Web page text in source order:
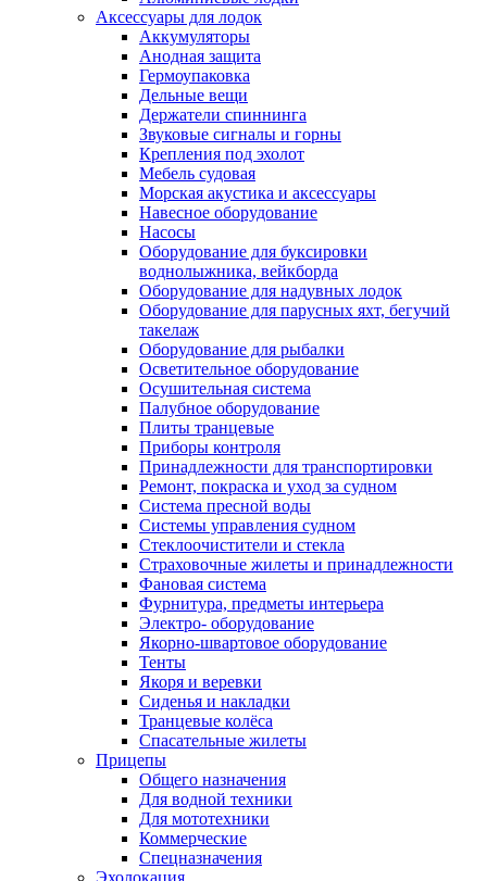
Аксессуары для лодок
Аккумуляторы
Анодная защита
Гермоупаковка
Дельные вещи
Держатели спиннинга
Звуковые сигналы и горны
Крепления под эхолот
Мебель судовая
Морская акустика и аксессуары
Навесное оборудование
Насосы
Оборудование для буксировки
воднолыжника, вейкборда
Оборудование для надувных лодок
Оборудование для парусных яхт, бегучий
такелаж
Оборудование для рыбалки
Осветительное оборудование
Осушительная система
Палубное оборудование
Плиты транцевые
Приборы контроля
Принадлежности для транспортировки
Ремонт, покраска и уход за судном
Система пресной воды
Системы управления судном
Стеклоочистители и стекла
Страховочные жилеты и принадлежности
Фановая система
Фурнитура, предметы интерьера
Электро- оборудование
Якорно-швартовое оборудование
Тенты
Якоря и веревки
Сиденья и накладки
Транцевые колёса
Спасательные жилеты
Прицепы
Общего назначения
Для водной техники
Для мототехники
Коммерческие
Спецназначения
Эхолокация